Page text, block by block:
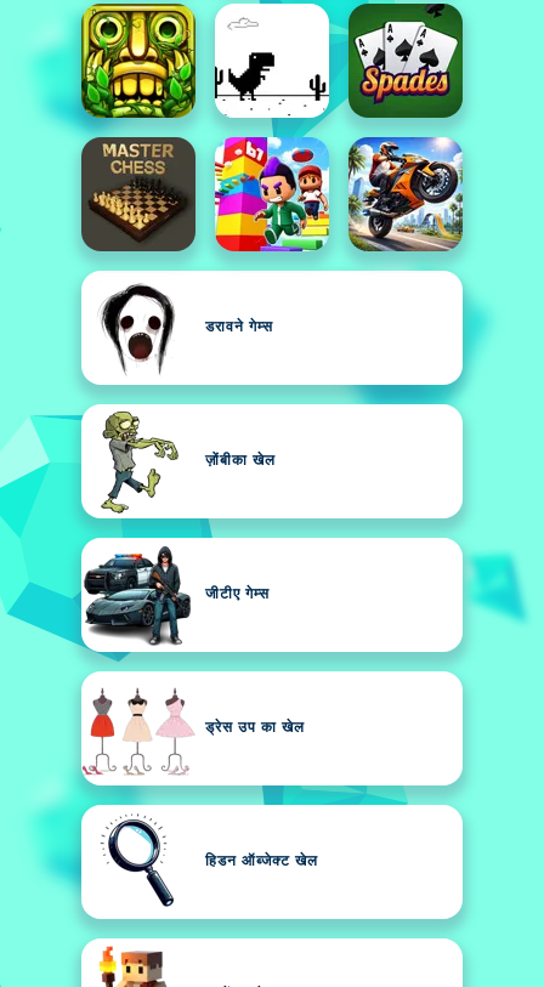
डरावने गेम्स
ज़ोंबीका खेल
जीटीए गेम्स
ड्रेस उप का खेल
हिडन ऑब्जेक्ट खेल